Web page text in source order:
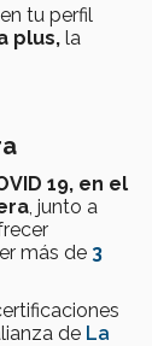
tu perfil
plus, la
19, en el
, junto a
más de 3
de La